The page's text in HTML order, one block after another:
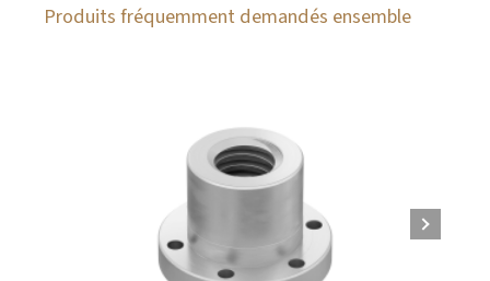
Produits fréquemment demandés ensemble